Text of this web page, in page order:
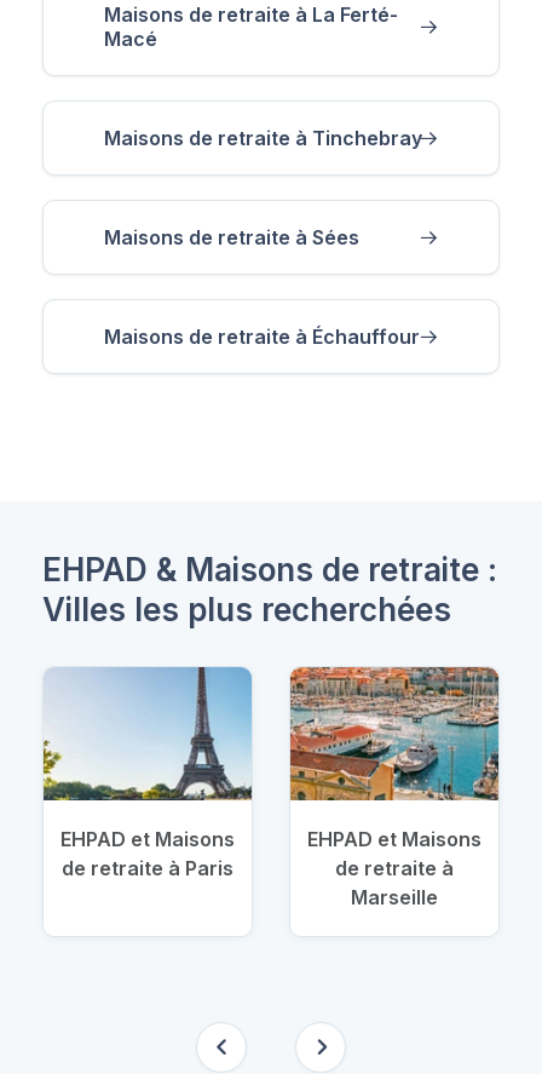
Maisons de retraite à La Ferté-
Macé
Maisons de retraite à Tinchebray
Maisons de retraite à Sées
Maisons de retraite à Échauffour
EHPAD & Maisons de retraite :
Villes les plus recherchées
EHPAD et Maisons
de retraite à Paris
EHPAD et Maisons
de retraite à
Marseille